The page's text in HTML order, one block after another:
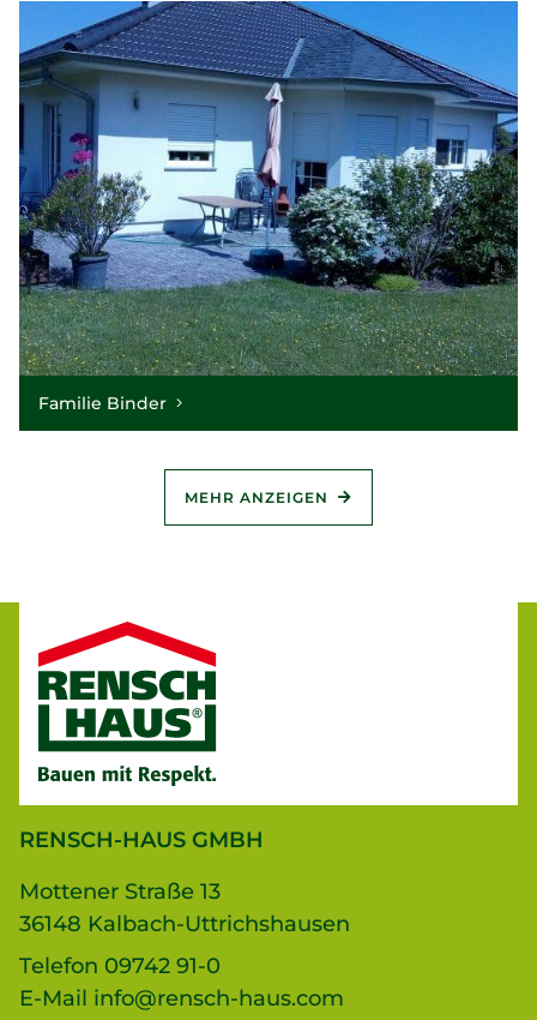
Familie Binder
MEHR ANZEIGEN
RENSCH-HAUS GMBH
Mottener Straße 13
36148 Kalbach-Uttrichshausen
Telefon 09742 91-0
E-Mail info@rensch-haus.com